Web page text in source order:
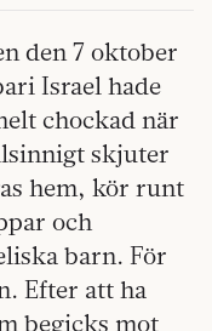
den 7 oktober
Israel hade
chockad när
skjuter
hem, kör runt
och
barn. För
Efter att ha
begicks mot